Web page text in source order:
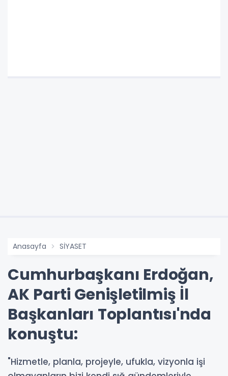
Anasayfa SİYASET
Cumhurbaşkanı Erdoğan,
AK Parti Genişletilmiş İl
Başkanları Toplantısı'nda
konuştu:
"Hizmetle, planla, projeyle, ufukla, vizyonla işi